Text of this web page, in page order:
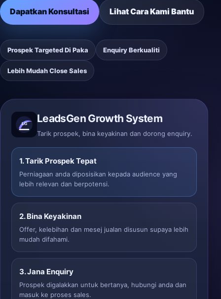
Dapatkan Konsultasi Lihat Cara Kami Bantu
Prospek Targeted Di Paka Enquiry Berkualiti
Lebih Mudah Close Sales
LeadsGen Growth System
Tarik prospek, bina keyakinan dan dorong enquiry.
1. Tarik Prospek Tepat
Perniagaan anda diposisikan kepada audience yang
lebih relevan dan berpotensi.
2. Bina Keyakinan
Offer, kelebihan dan mesej jualan disusun supaya lebih
mudah difahami.
3. Jana Enquiry
Prospek digalakkan untuk bertanya, hubungi anda dan
masuk ke proses sales.